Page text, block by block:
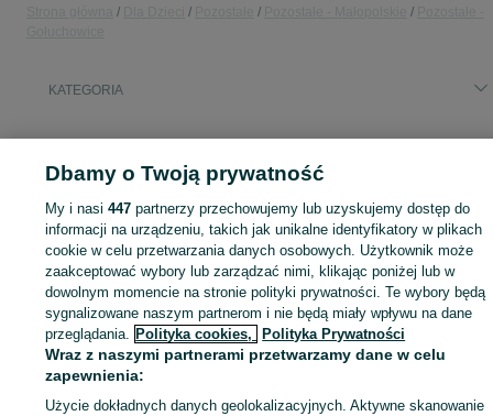
KATEGORIA
Zaloguj się lub załóż konto na OLX, aby skontaktować się z
sprzedającym
Zaloguj się / Załóż konto
Zadzwoń / SMS Wyślij wiadomość
Dbamy o Twoją prywatność
My i nasi447 partnerzy przechowujemy lub uzyskujemy dostęp do
informacji na urządzeniu, takich jak unikalne identyfikatory w plikach
cookie w celu przetwarzania danych osobowych. Użytkownik może
zaakceptować wybory lub zarządzać nimi, klikając poniżej lub w
dowolnym momencie na stronie polityki prywatności. Te wybory będą
sygnalizowane naszym partnerom i nie będą miały wpływu na dane
przeglądania. Polityka cookies, Polityka Prywatności
Wraz z naszymi partnerami przetwarzamy dane w celu
zapewnienia:
Użycie dokładnych danych geolokalizacyjnych. Aktywne skanowanie